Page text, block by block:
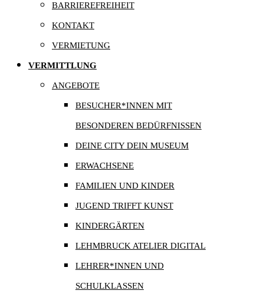
BARRIEREFREIHEIT
KONTAKT
VERMIETUNG
VERMITTLUNG
ANGEBOTE
BESUCHER*INNEN MIT
BESONDEREN BEDÜRFNISSEN
DEINE CITY DEIN MUSEUM
ERWACHSENE
FAMILIEN UND KINDER
JUGEND TRIFFT KUNST
KINDERGÄRTEN
LEHMBRUCK ATELIER DIGITAL
LEHRER*INNEN UND
SCHULKLASSEN